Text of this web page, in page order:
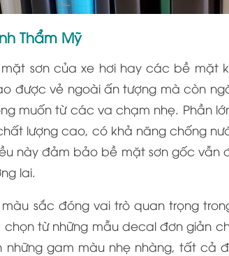
Thẩm Mỹ
sơn của xe hơi hay các bề mặt
được vẻ ngoài ấn tượng mà còn
muốn từ các va chạm nhẹ. Phần
lượng cao, có khả năng chống
này đảm bảo bề mặt sơn gốc vẫn
lai.
sắc đóng vai trò quan trọng
từ những mẫu decal đơn giản
gam màu nhẹ nhàng, tất cả